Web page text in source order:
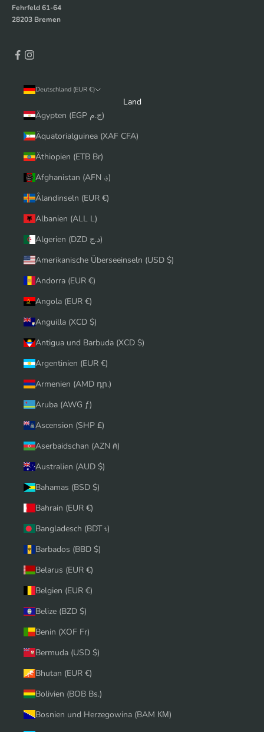
Fehrfeld 61-64
28203 Bremen
Deutschland (EUR €)
Land
Ägypten (EGP ج.م)
Äquatorialguinea (XAF CFA)
Äthiopien (ETB Br)
Afghanistan (AFN ؋)
Ålandinseln (EUR €)
Albanien (ALL L)
Algerien (DZD د.ج)
Amerikanische Überseeinseln (USD $)
Andorra (EUR €)
Angola (EUR €)
Anguilla (XCD $)
Antigua und Barbuda (XCD $)
Argentinien (EUR €)
Armenien (AMD դր.)
Aruba (AWG ƒ)
Ascension (SHP £)
Aserbaidschan (AZN ₼)
Australien (AUD $)
Bahamas (BSD $)
Bahrain (EUR €)
Bangladesch (BDT ৳)
Barbados (BBD $)
Belarus (EUR €)
Belgien (EUR €)
Belize (BZD $)
Benin (XOF Fr)
Bermuda (USD $)
Bhutan (EUR €)
Bolivien (BOB Bs.)
Bosnien und Herzegowina (BAM КМ)